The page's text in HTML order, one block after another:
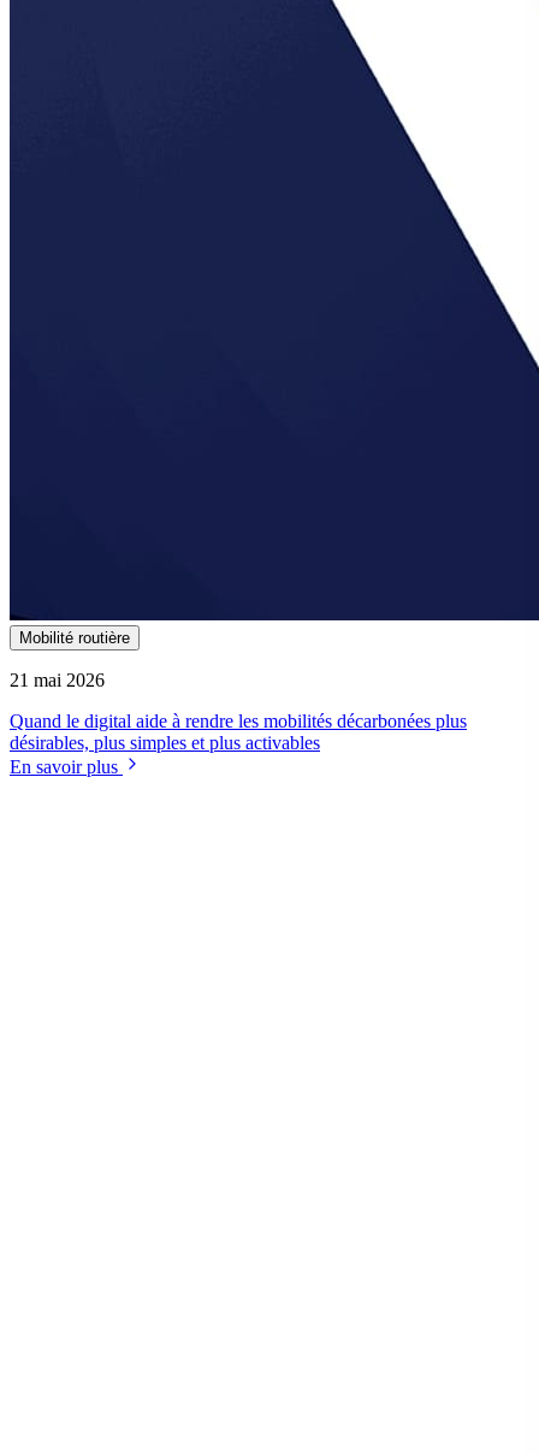
Mobilité routière
21 mai 2026
Quand le digital aide à rendre les mobilités décarbonées plus
désirables, plus simples et plus activables
En savoir plus